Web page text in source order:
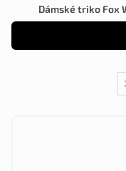
Dámské triko Fox